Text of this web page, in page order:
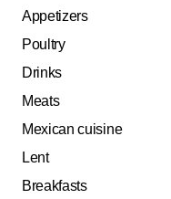
Appetizers
Poultry
Drinks
Meats
Mexican cuisine
Lent
Breakfasts